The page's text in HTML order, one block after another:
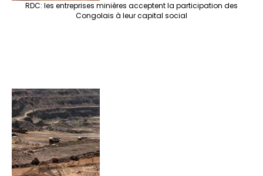
RDC: les entreprises minières acceptent la participation des
Congolais à leur capital social